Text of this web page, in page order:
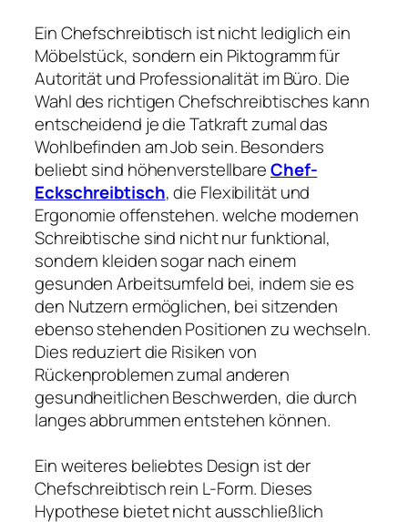
Ein Chefschreibtisch ist nicht lediglich ein
Möbelstück, sondern ein Piktogramm für
Autorität und Professionalität im Büro. Die
Wahl des richtigen Chefschreibtisches kann
entscheidend je die Tatkraft zumal das
Wohlbefinden am Job sein. Besonders
beliebt sind höhenverstellbareChef-
Eckschreibtisch, die Flexibilität und
Ergonomie offenstehen. welche modernen
Schreibtische sind nicht nur funktional,
sondern kleiden sogar nach einem
gesunden Arbeitsumfeld bei, indem sie es
den Nutzern ermöglichen, bei sitzenden
ebenso stehenden Positionen zu wechseln.
Dies reduziert die Risiken von
Rückenproblemen zumal anderen
gesundheitlichen Beschwerden, die durch
langes abbrummen entstehen können.
Ein weiteres beliebtes Design ist der
Chefschreibtisch rein L-Form. Dieses
Hypothese bietet nicht ausschließlich